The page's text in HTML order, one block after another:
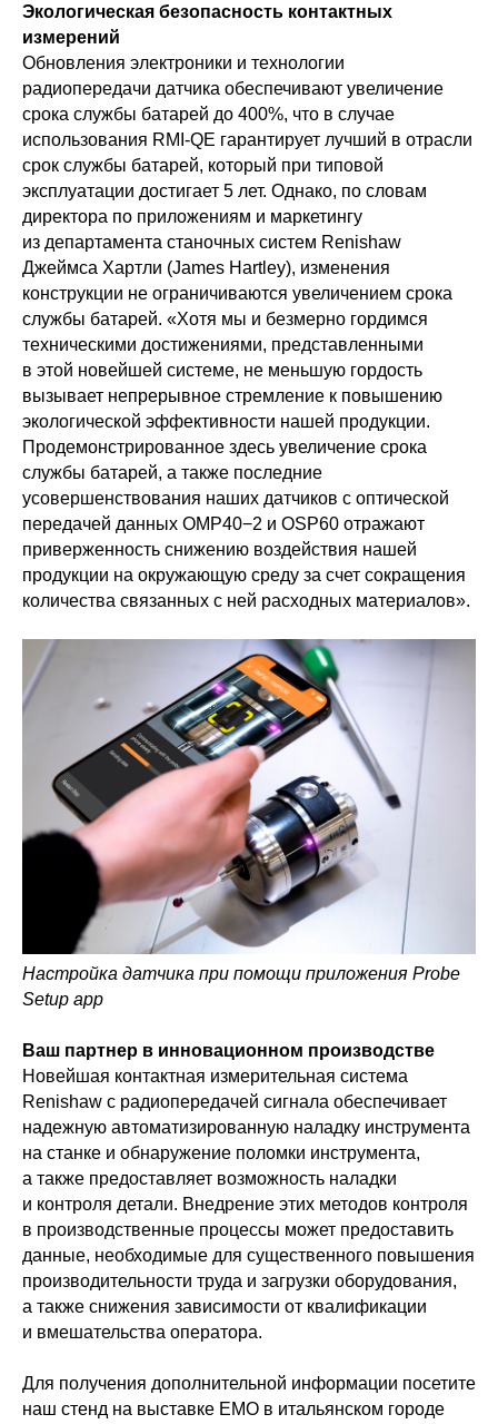
Экологическая безопасность контактных
измерений
Обновления электроники и технологии
радиопередачи датчика обеспечивают увеличение
срока службы батарей до 400%, что в случае
использования RMI-QE гарантирует лучший в отрасли
срок службы батарей, который при типовой
эксплуатации достигает 5 лет. Однако, по словам
директора по приложениям и маркетингу
из департамента станочных систем Renishaw
Джеймса Хартли (James Hartley), изменения
конструкции не ограничиваются увеличением срока
службы батарей. «Хотя мы и безмерно гордимся
техническими достижениями, представленными
в этой новейшей системе, не меньшую гордость
вызывает непрерывное стремление к повышению
экологической эффективности нашей продукции.
Продемонстрированное здесь увеличение срока
службы батарей, а также последние
усовершенствования наших датчиков с оптической
передачей данных OMP40−2 и OSP60 отражают
приверженность снижению воздействия нашей
продукции на окружающую среду за счет сокращения
количества связанных с ней расходных материалов».
Настройка датчика при помощи приложения Probe
Setup app
Ваш партнер в инновационном производстве
Новейшая контактная измерительная система
Renishaw с радиопередачей сигнала обеспечивает
надежную автоматизированную наладку инструмента
на станке и обнаружение поломки инструмента,
а также предоставляет возможность наладки
и контроля детали. Внедрение этих методов контроля
в производственные процессы может предоставить
данные, необходимые для существенного повышения
производительности труда и загрузки оборудования,
а также снижения зависимости от квалификации
и вмешательства оператора.
Для получения дополнительной информации посетите
наш стенд на выставке EMO в итальянском городе